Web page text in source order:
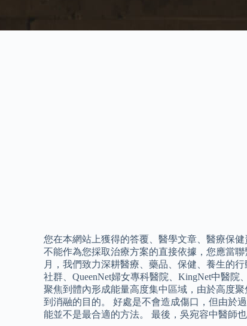
您在本網站上獲得的答覆、醫學文章、醫療保
不能作為您採取治療方案的直接依據，您應當
月，我們致力深耕醫療、藥品、保健、養生的
社群、QueenNet婦女專科醫院、KingNet中醫
聚焦到體內形成能量高度集中區域，由於高度
到消融的目的。 好處是不會造成傷口，但由於
能並不是最合適的方法。 最後，吳宛容中醫師